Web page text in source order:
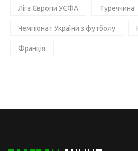
Ліга Європи УЄФА Туреччина
Чемпіонат України з футболу
Франція